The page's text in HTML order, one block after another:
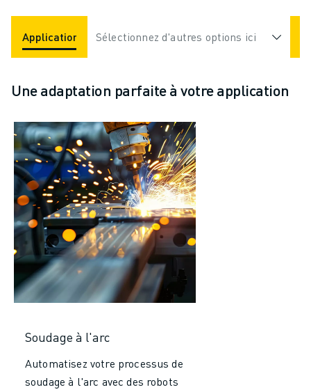
Applications Industries
Sélectionnez d'autres options ici
Une adaptation parfaite à votre application
Soudage à l'arc
Automatisez votre processus de
soudage à l'arc avec des robots